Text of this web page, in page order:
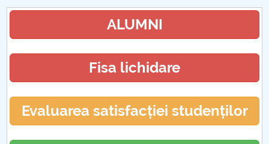
ALUMNI
Fisa lichidare
Evaluarea satisfacției studenților